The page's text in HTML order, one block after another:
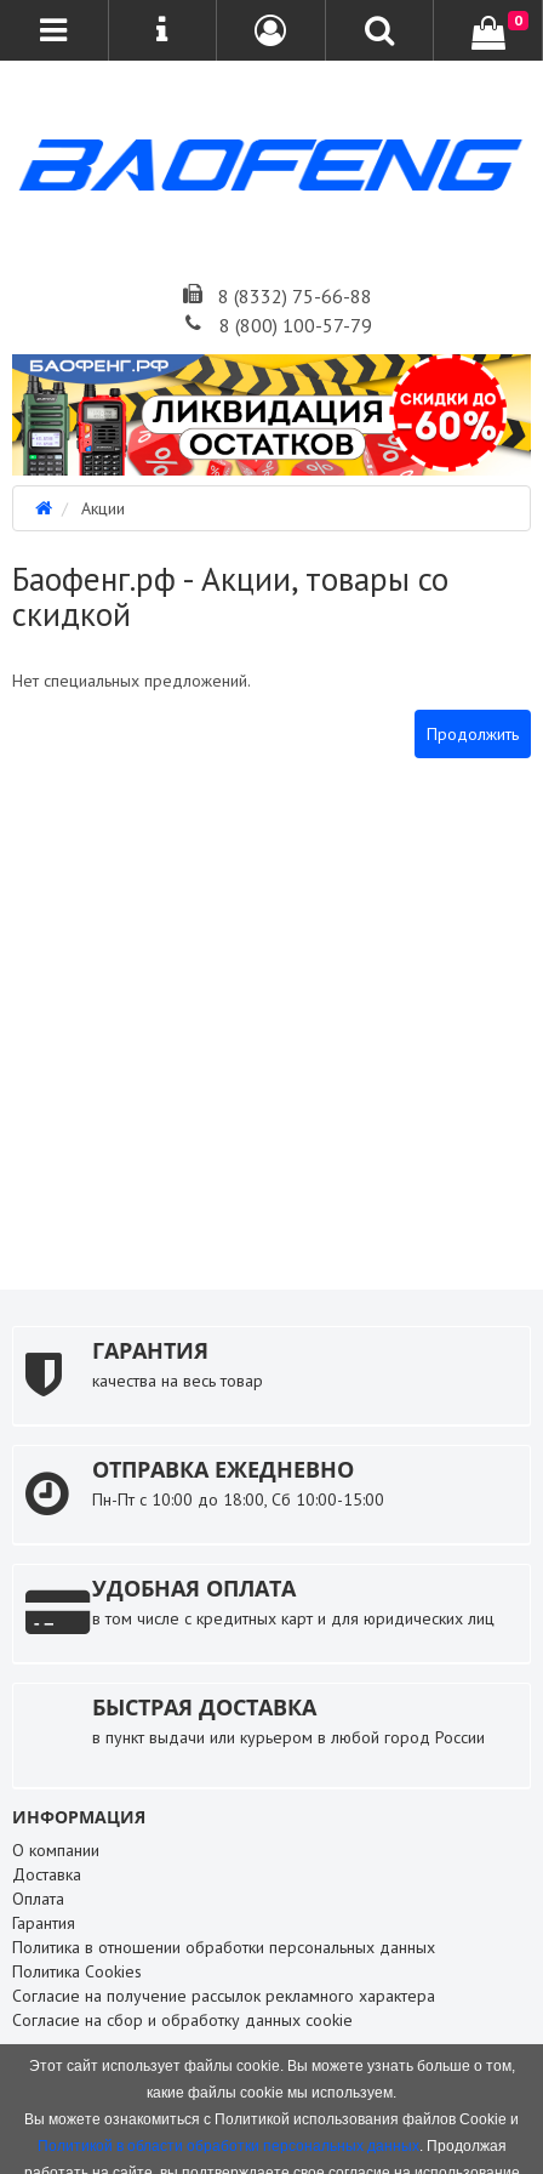
8 (8332) 75-66-88
8 (800) 100-57-79
0
Акции
Баофенг.рф - Акции, товары со
скидкой
Нет специальных предложений.
Продолжить
ГАРАНТИЯ
качества на весь товар
ОТПРАВКА ЕЖЕДНЕВНО
Пн-Пт с 10:00 до 18:00, Сб 10:00-15:00
УДОБНАЯ ОПЛАТА
в том числе с кредитных карт и для юридических лиц
БЫСТРАЯ ДОСТАВКА
в пункт выдачи или курьером в любой город России
ИНФОРМАЦИЯ
О компании
Доставка
Оплата
Гарантия
Политика в отношении обработки персональных данных
Политика Cookies
Согласие на получение рассылок рекламного характера
Согласие на сбор и обработку данных cookie
СЛУЖБА ПОДДЕРЖКИ
Карта сайта
НАШИ КОНТАКТЫ
Этот сайт использует файлы cookie. Вы можете узнать больше о том,
какие файлы cookie мы используем.
Вы можете ознакомиться с Политикой использования файлов Cookie и
Политикой в области обработки персональных данных. Продолжая